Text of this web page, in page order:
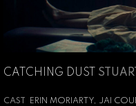
CATCHING DUST
CAST
ERIN MORIARTY, JAI